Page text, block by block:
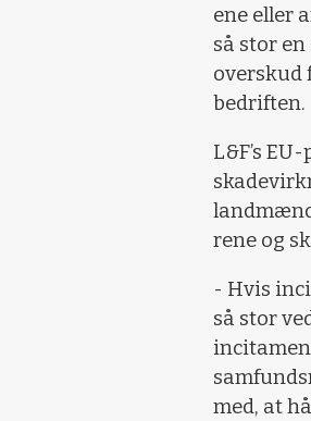
ene eller
så stor
overskud
bedriften.
L&F’s
rene og
- Hvis
så stor
med, at